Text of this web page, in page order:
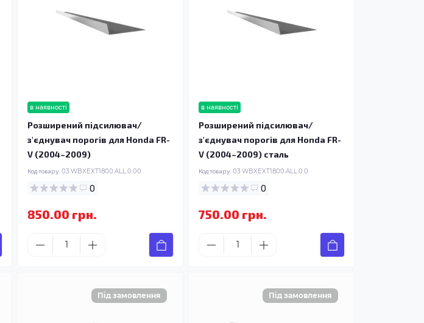
в наявності
Розширений підсилювач/
з'єднувач порогів для Honda FR-
V (2004–2009)
Код товару: 03.WBXEXT1800.ALL.0.00
0
850.00 грн.
в наявності
Розширений підсилювач/
з'єднувач порогів для Honda FR-
V (2004–2009) сталь
Код товару: 03.WBXEXT1800.ALL.0.0
0
750.00 грн.